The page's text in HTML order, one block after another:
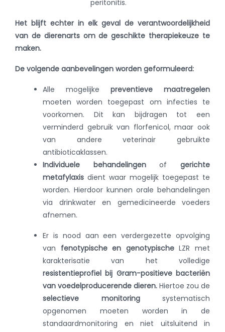
peritonitis.
Het blijft echter in elk geval de verantwoordelijkheid
van de dierenarts om de geschikte therapiekeuze te
maken.
De volgende aanbevelingen worden geformuleerd:
Alle mogelijke preventieve maatregelen
moeten worden toegepast om infecties te
voorkomen. Dit kan bijdragen tot een
verminderd gebruik van florfenicol, maar ook
van andere veterinair gebruikte
antibioticaklassen.
Individuele behandelingenofgerichte
metafylaxis dient waar mogelijk toegepast te
worden. Hierdoor kunnen orale behandelingen
via drinkwater en gemedicineerde voeders
afnemen.
Er is nood aan een verdergezette opvolging
van fenotypische en genotypischeLZR met
karakterisatie van het volledige
resistentieprofiel bij Gram-positieve bacteriën
van voedelproducerende dieren. Hiertoe zou de
selectieve
monitoringsystematisch
opgenomen moeten worden in de
standaardmonitoring en niet uitsluitend in